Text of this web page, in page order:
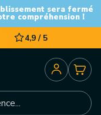
sera fermé
compréhension !
4,9 / 5